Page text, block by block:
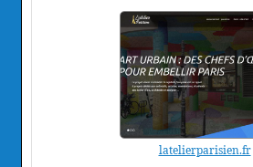
latelierparisien.fr